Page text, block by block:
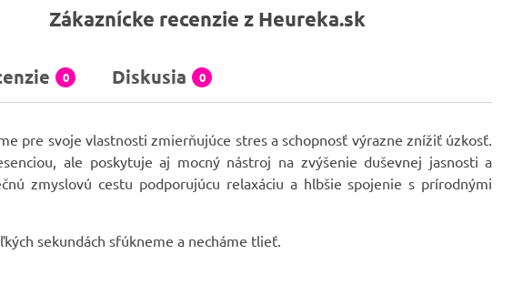
Zákaznícke recenzie z Heureka.sk
0 Diskusia 0
pre svoje vlastnosti zmierňujúce stres a schopnosť výrazne znížiť úzkosť.
ale poskytuje aj mocný nástroj na zvýšenie duševnej jasnosti a
zmyslovú cestu podporujúcu relaxáciu a hlbšie spojenie s prírodnými
sekundách sfúkneme a necháme tlieť.